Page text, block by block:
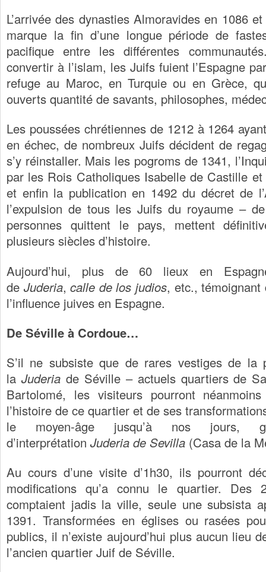
L’arrivée des dynasties Almoravides en 1086
marque la fin d’une longue période de
pacifique entre les différentes
convertir à l’islam, les Juifs fuient l’Espagne
refuge au Maroc, en Turquie ou en Grèce,
ouverts quantité de savants, philosophes,
Les poussées chrétiennes de 1212 à 1264
en échec, de nombreux Juifs décident de
s’y réinstaller. Mais les pogroms de 1341,
par les Rois Catholiques Isabelle de Castille et
et enfin la publication en 1492 du décret de
l’expulsion de tous les Juifs du royaume –
personnes quittent le pays, mettent
plusieurs siècles d’histoire.
Aujourd’hui, plus de 60 lieux en
de Juderia,calle de los judios, etc., témoignant
l’influence juives en Espagne.
De Séville à Cordoue…
S’il ne subsiste que de rares vestiges de la
la Juderiade Séville – actuels quartiers de
Bartolomé, les visiteurs pourront
l’histoire de ce quartier et de ses
le moyen-âge jusqu’à nos jours,
d’interprétation Juderia de Sevilla (Casa de la
Au cours d’une visite d’1h30, ils pourront
modifications qu’a connu le quartier. Des
comptaient jadis la ville, seule une subsista
1391. Transformées en églises ou rasées
publics, il n’existe aujourd’hui plus aucun lieu
l’ancien quartier Juif de Séville.